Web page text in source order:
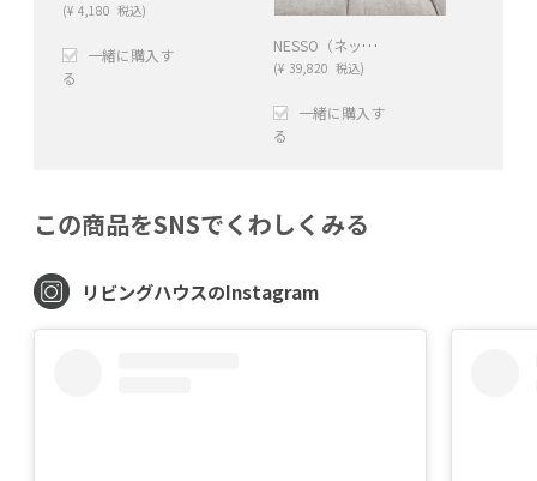
(¥ 4,180 税込)
一緒に購入す
る
NESSO（ネッソ）クッションレスト *
(¥ 39,820 税込)
一緒に購入す
る
この商品をSNSでくわしくみる
リビングハウスのInstagram